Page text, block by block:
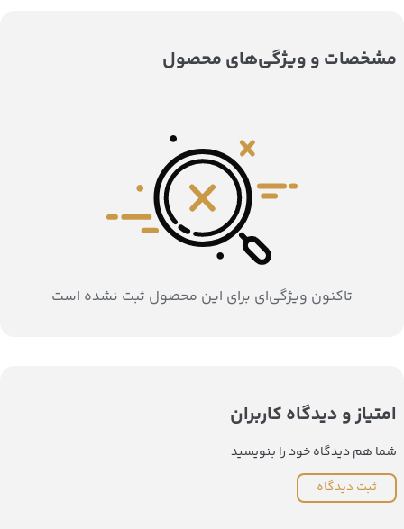
مشخصات و ویژگی‌های محصول
تاکنون ویژگی‌ای برای این محصول ثبت نشده است
امتیاز و دیدگاه کاربران
شما هم دیدگاه خود را بنویسید
ثبت دیدگاه